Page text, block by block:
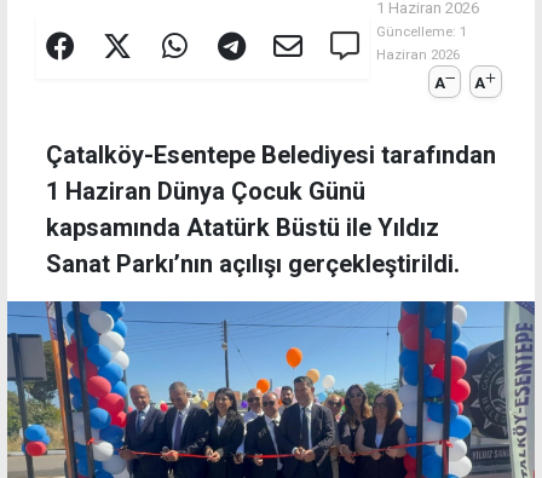
1 Haziran 2026
Güncelleme: 1
Haziran 2026
A A
Çatalköy-Esentepe Belediyesi tarafından
1 Haziran Dünya Çocuk Günü
kapsamında Atatürk Büstü ile Yıldız
Sanat Parkı’nın açılışı gerçekleştirildi.